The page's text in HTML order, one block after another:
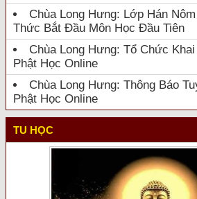
Chùa Long Hưng: Lớp Hán
Thức Bắt Đầu Môn Học Đầu Tiên
Chùa Long Hưng: Tổ Chức
Phật Học Online
Chùa Long Hưng: Thông Báo
Phật Học Online
TU HỌC